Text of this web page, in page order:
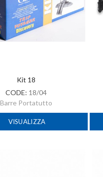
Kit 18
CODE: 18/04
Barre Portatutto
VISUALIZZA